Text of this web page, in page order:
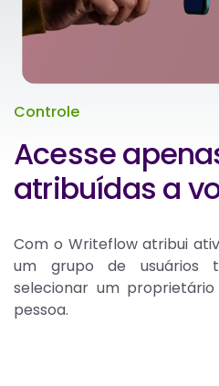
Controle
Acesse
atribuídas a
Com o Writeflow atribui
um grupo de usuários
selecionar um
pessoa.